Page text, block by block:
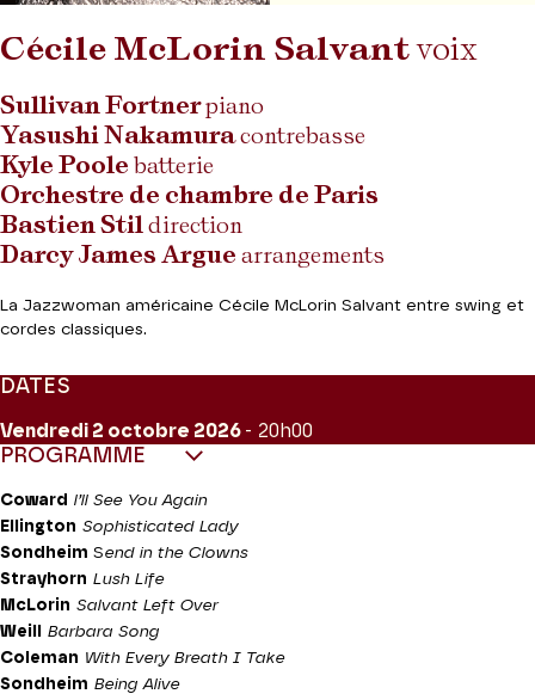
Cécile McLorin Salvantvoix
Sullivan Fortnerpiano
Yasushi Nakamuracontrebasse
Kyle Poole batterie
Orchestre de chambre de Paris
Bastien Stil direction
Darcy James Argue arrangements
La Jazzwoman américaine Cécile McLorin Salvant entre swing et
cordes classiques.
DATES
Vendredi 2 octobre 2026 - 20h00
PROGRAMME
Coward l’ll See You Again
Ellington Sophisticated Lady
Sondheim Send in the Clowns
Strayhorn Lush Life
McLorin Salvant Left Over
Weill
Barbara Song
Coleman With Every Breath I Take
Sondheim Being Alive